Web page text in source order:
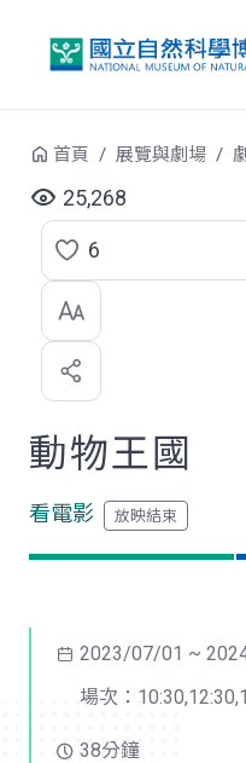
首頁 展覽與劇場
25,268
點
選
喜
歡
6
動物王國
看電影
2023/07/01 ~
場次：
38分鐘